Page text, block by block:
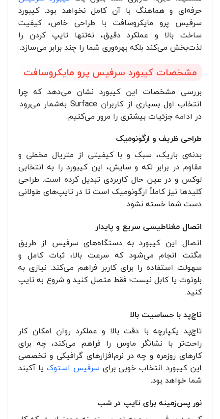
حرفه‌ای و هماهنگ با آن کامل نخواهد بود. کیبورد
سرفیس پرو مایکروسافت با طراحی خاص، کیفیت
ساخت بالا و عملکرد دقیق، نه‌تنها تایپ کردن را
لذت‌بخش می‌کند بلکه بهره‌وری شما را چند برابر می‌سازد.
مشخصات کیبورد سرفیس پرو مایکروسافت
بررسی مشخصات این کیبورد نشان می‌دهد که چرا
انتخاب اول بسیاری از کاربران Surface به‌شمار می‌رود.
در ادامه جزئیات بیشتری را مرور می‌کنیم.
طراحی ظریف و ارگونومیک
بدنه‌ی باریک، سبک و با کیفیتی از متریال مخملی و
مقاوم در برابر لکه و سایش، این کیبورد را به انتخابی
لوکس و در عین حال کاربردی تبدیل کرده است. طراحی
کلیدها نیز کاملاً ارگونومیک است تا در تایپ‌های طولانی
دست شما خسته نشود.
اتصال مغناطیسی سریع و پایدار
اتصال این کیبورد به دستگاه‌های سرفیس از طریق
مگنت انجام می‌شود که سرعت بالا، ثبات کامل و
سهولت استفاده را برای کاربر فراهم می‌کند. نیازی به
بلوتوث یا کابل نیست؛ فقط متصل کنید و شروع به تایپ
کنید.
تاچ‌پد با حساسیت بالا
تاچ‌پد یکپارچه با دقت بالا و عملکرد روان امکان کار
راحت‌تر با نشانگر ماوس را فراهم می‌کند، چه برای
کارهای روزمره و چه در نرم‌افزارهای گرافیکی و تخصصی
این کیبورد انتخاب خوبی برای سرفیس استوک یا آکبند
شما خواهد بود.
نور پس‌زمینه برای تایپ در شب